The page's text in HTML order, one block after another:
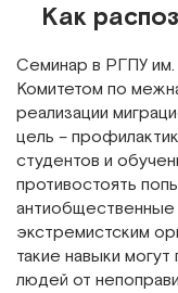
Как
Семинар в РГПУ им.
Комитетом по
реализации
цель –
студентов и
противостоять
антиобщественные
экстремистским
такие навыки
людей от